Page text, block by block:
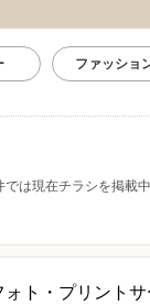
ファッショ
では現在チラシを掲載
ォト・プリント